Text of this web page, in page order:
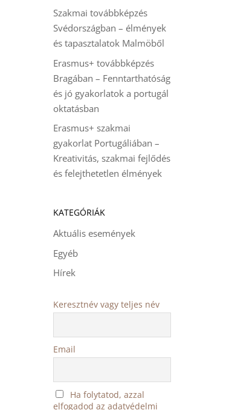
Szakmai továbbképzés
Svédországban – élmények
és tapasztalatok Malmöből
Erasmus+ továbbképzés
Bragában – Fenntarthatóság
és jó gyakorlatok a portugál
oktatásban
Erasmus+ szakmai
gyakorlat Portugáliában –
Kreativitás, szakmai fejlődés
és felejthetetlen élmények
KATEGÓRIÁK
Aktuális események
Egyéb
Hírek
Keresztnév vagy teljes név
Email
Ha folytatod, azzal
elfogadod az adatvédelmi